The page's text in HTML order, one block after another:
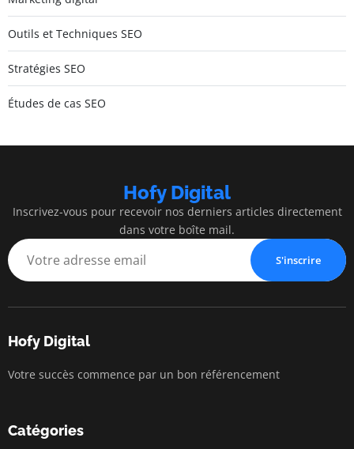
Outils et Techniques SEO
Stratégies SEO
Études de cas SEO
Hofy Digital
Inscrivez-vous pour recevoir nos derniers articles directement
dans votre boîte mail.
S'inscrire
Hofy Digital
Votre succès commence par un bon référencement
Catégories